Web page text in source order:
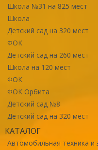
Школа №31 на 825 мест
Школа
Детский сад на 320 мест
ФОК
Детский сад на 260 мест
Школа на 120 мест
ФОК
ФОК Орбита
Детский сад №8
Детский сад на 320 мест
КАТАЛОГ
Автомобильная техника и